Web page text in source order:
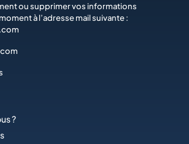
ou supprimer vos informations
à l’adresse mail suivante :
?